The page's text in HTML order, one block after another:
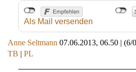
Als Mail versenden
Anne Seltmann 07.06.2013, 06.50 | (6/
TB | PL